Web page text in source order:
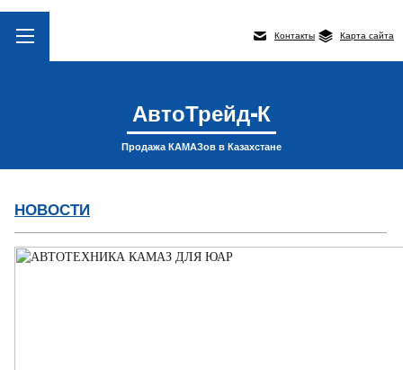
Контакты Карта сайта
АвтоТрейд-К
Продажа КАМАЗов в Казахстане
НОВОСТИ